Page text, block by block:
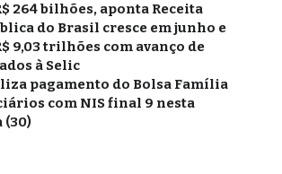
264 bilhões, aponta Receita
do Brasil cresce em junho e
9,03 trilhões com avanço de
à Selic
pagamento do Bolsa Família
com NIS final 9 nesta